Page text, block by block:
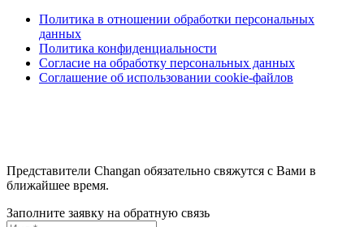
Политика в отношении обработки персональных
данных
Политика конфиденциальности
Согласие на обработку персональных данных
Соглашение об использовании cookie-файлов
Представители Changan обязательно свяжутся с Вами в
ближайшее время.
Заполните заявку на обратную связь